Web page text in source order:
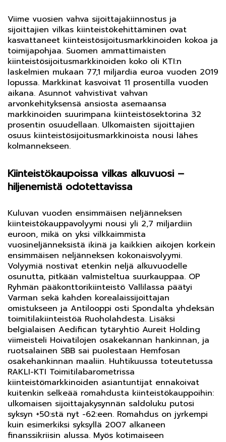
Viime vuosien vahva sijoittajakiinnostus ja
sijoittajien vilkas kiinteistökehittäminen ovat
kasvattaneet kiinteistösijoitusmarkkinoiden kokoa ja
toimijapohjaa. Suomen ammattimaisten
kiinteistösijoitusmarkkinoiden koko oli KTI:n
laskelmien mukaan 77,1 miljardia euroa vuoden 2019
lopussa. Markkinat kasvoivat 11 prosentilla vuoden
aikana. Asunnot vahvistivat vahvan
arvonkehityksensä ansiosta asemaansa
markkinoiden suurimpana kiinteistösektorina 32
prosentin osuudellaan. Ulkomaisten sijoittajien
osuus kiinteistösijoitusmarkkinoista nousi lähes
kolmannekseen.
Kiinteistökaupoissa vilkas alkuvuosi –
hiljenemistä odotettavissa
Kuluvan vuoden ensimmäisen neljänneksen
kiinteistökauppavolyymi nousi yli 2,7 miljardiin
euroon, mikä on yksi vilkkaimmista
vuosineljänneksistä ikinä ja kaikkien aikojen korkein
ensimmäisen neljänneksen kokonaisvolyymi.
Volyymiä nostivat etenkin neljä alkuvuodelle
osunutta, pitkään valmisteltua suurkauppaa. OP
Ryhmän pääkonttorikiinteistö Vallilassa päätyi
Varman sekä kahden korealaissijoittajan
omistukseen ja Antilooppi osti Spondalta yhdeksän
toimitilakiinteistöä Ruoholahdesta. Lisäksi
belgialaisen Aedifican tytäryhtiö Aureit Holding
viimeisteli Hoivatilojen osakekannan hankinnan, ja
ruotsalainen SBB sai puolestaan Hemfosan
osakehankinnan maaliin. Huhtikuussa toteutetussa
RAKLI-KTI Toimitilabarometrissa
kiinteistömarkkinoiden asiantuntijat ennakoivat
kuitenkin selkeää romahdusta kiinteistökauppoihin:
ulkomaisen sijoittajakysynnän saldoluku putosi
syksyn +50:stä nyt -62:een. Romahdus on jyrkempi
kuin esimerkiksi syksyllä 2007 alkaneen
finanssikriisin alussa. Myös kotimaiseen